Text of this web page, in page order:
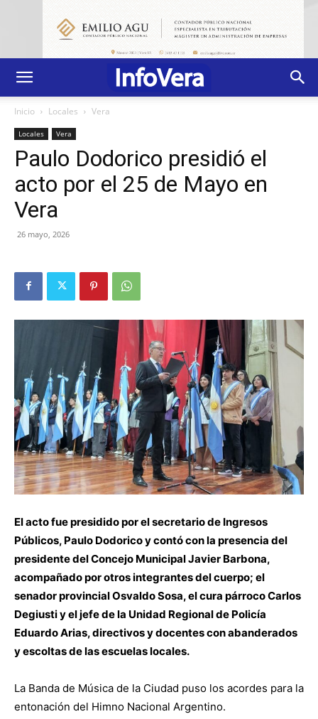
Inicio Locales Vera
Locales Vera
Paulo Dodorico presidió el
acto por el 25 de Mayo en
Vera
26 mayo, 2026
El acto fue presidido por el secretario de Ingresos
Públicos, Paulo Dodorico y contó con la presencia del
presidente del Concejo Municipal Javier Barbona,
acompañado por otros integrantes del cuerpo; el
senador provincial Osvaldo Sosa, el cura párroco Carlos
Degiusti y el jefe de la Unidad Regional de Policía
Eduardo Arias, directivos y docentes con abanderados
y escoltas de las escuelas locales.
La Banda de Música de la Ciudad puso los acordes para la
entonación del Himno Nacional Argentino.